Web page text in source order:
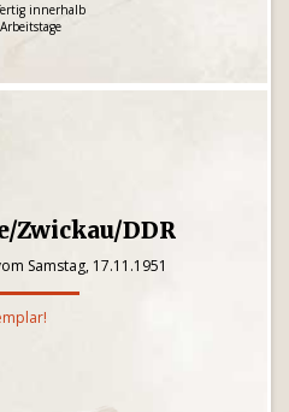
innerhalb
Zwickau/DDR
Samstag, 17.11.1951